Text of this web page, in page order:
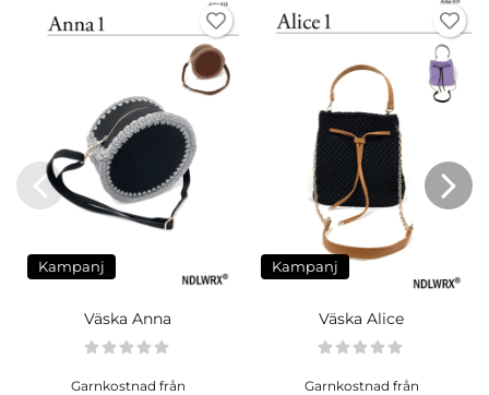
Kampanj
Väska Anna
Garnkostnad från
Kampanj
Väska Alice
Garnkostnad från